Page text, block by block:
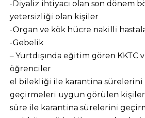
-Diyaliz ihtiyacı olan son dönem
yetersizliği olan kişiler
-Organ ve kök hücre nakilli
-Gebelik
– Yurtdışında eğitim gören KKTC
öğrenciler
el bilekliği ile karantina sürelerini
geçirmeleri uygun görülen
süre ile karantina sürelerini